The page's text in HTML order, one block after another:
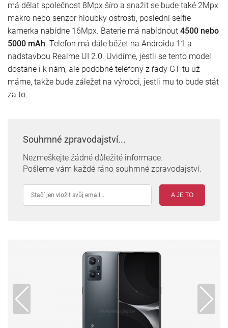
má dělat společnost 8Mpx šíro a snažit se bude také 2Mpx
makro nebo senzor hloubky ostrosti, poslední selfie
kamerka nabídne 16Mpx. Baterie má nabídnout 4500 nebo
5000 mAh. Telefon má dále běžet na Androidu 11 a
nadstavbou Realme UI 2.0. Uvidíme, jestli se tento model
dostane i k nám, ale podobné telefony z řady GT tu už
máme, takže bude záležet na výrobci, jestli mu to bude stát
za to.
Souhrnné zpravodajství...
Nezmeškejte žádné důležité informace.
Pošleme vám každé ráno souhrnné zpravodajství.
A JE TO